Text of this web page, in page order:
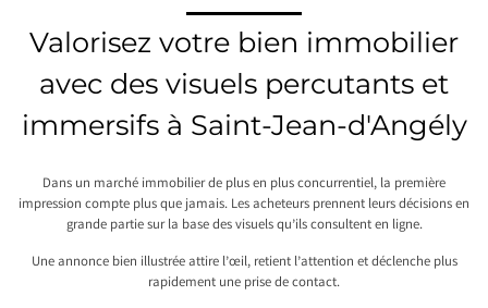
Valorisez votre bien immobilier
avec des visuels percutants et
immersifs à Saint-Jean-d'Angély
Dans un marché immobilier de plus en plus concurrentiel, la première
impression compte plus que jamais. Les acheteurs prennent leurs décisions en
grande partie sur la base des visuels qu’ils consultent en ligne.
Une annonce bien illustrée attire l’œil, retient l’attention et déclenche plus
rapidement une prise de contact.